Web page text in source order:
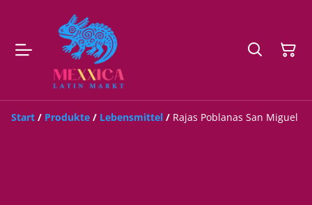
Start / Produkte / Lebensmittel / Rajas Poblanas San Miguel